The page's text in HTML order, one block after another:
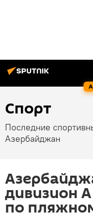
Спорт
Последние
Азербайджан
дивизион
по